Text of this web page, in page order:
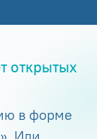
открытых
в форме